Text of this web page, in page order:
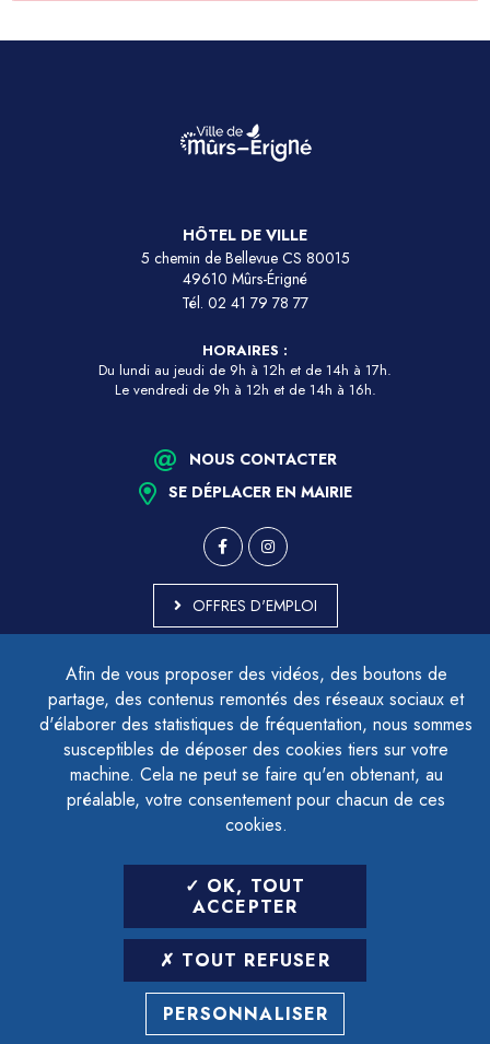
Afin de vous proposer des vidéos, des boutons de
partage, des contenus remontés des réseaux sociaux et
d'élaborer des statistiques de fréquentation, nous sommes
susceptibles de déposer des cookies tiers sur votre
machine. Cela ne peut se faire qu'en obtenant, au
préalable, votre consentement pour chacun de ces
cookies.
OK, TOUT
ACCEPTER
TOUT REFUSER
PERSONNALISER
HÔTEL DE VILLE
5 chemin de Bellevue CS 80015
49610 Mûrs-Érigné
Tél. 02 41 79 78 77
HORAIRES :
Du lundi au jeudi de 9h à 12h et de 14h à 17h.
Le vendredi de 9h à 12h et de 14h à 16h.
NOUS CONTACTER
SE DÉPLACER EN MAIRIE
OFFRES D'EMPLOI
ACCESSIBILITÉ - PARTIELLEMENT CONFORME
PLAN DU SITE
MENTIONS LÉGALES
CONTACTER LE DÉLÉGUÉ À LA PROTECTION DES DONNÉES
GESTION DES COOKIES
LETTRE D'INFORMATION
SAISIR VOTRE ADRESSE E-MAIL
POUR VOUS INSCRIRE :
ARCHIVES DÉSINSCRIPTION